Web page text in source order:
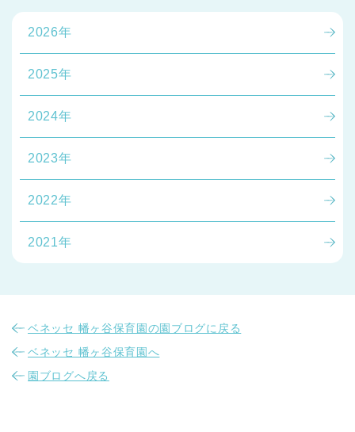
2026年
2025年
2024年
2023年
2022年
2021年
ベネッセ 幡ヶ谷保育園の園ブログに戻る
ベネッセ 幡ヶ谷保育園へ
園ブログへ戻る